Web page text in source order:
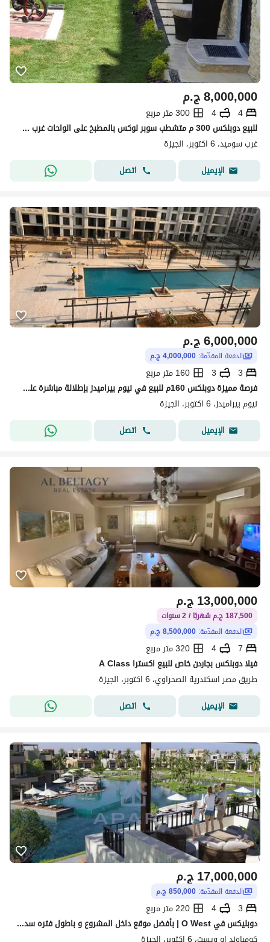
ج.م8,000,000
4
4
300 متر مربع
للبيع دوبلكس 300 م متشطب سوبر لوكس بالمطبخ على الواحات غرب سوميد اكتوبر
غرب سوميد، 6 اكتوبر، الجيزة
الإيميل
اتصل
ج.م6,000,000
الدفعة المقدّمة: 4,000,000 ج.م
3
3
160 متر مربع
فرصة مميزة دوبلكس 160م للبيع في نيوم بيراميدز بإطلالة مباشرة على حمام السباحة واستلام فوري
نيوم بيراميدز، 6 اكتوبر، الجيزة
الإيميل
اتصل
ج.م13,000,000
187,500 ج.م شهريًا / 2 سنوات
الدفعة المقدّمة: 8,500,000 ج.م
7
4
320 متر مربع
فيلا دوبلكس بجاردن خاص للبيع اكسترا A Class
طريق مصر اسكندرية الصحراوي، 6 اكتوبر، الجيزة
الإيميل
اتصل
ج.م17,000,000
الدفعة المقدّمة: 850,000 ج.م
3
4
220 متر مربع
دوبليكس في O West | بأفضل موقع داخل المشروع و باطول فتره سداد و افضل سعر